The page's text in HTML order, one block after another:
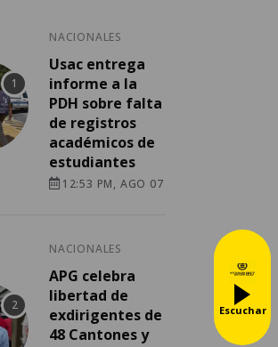
NACIONALES
Usac entrega
informe a la
PDH sobre falta
de registros
académicos de
estudiantes
12:53 PM, AGO 07
NACIONALES
APG celebra
libertad de
exdirigentes de
48 Cantones y
Escuchar